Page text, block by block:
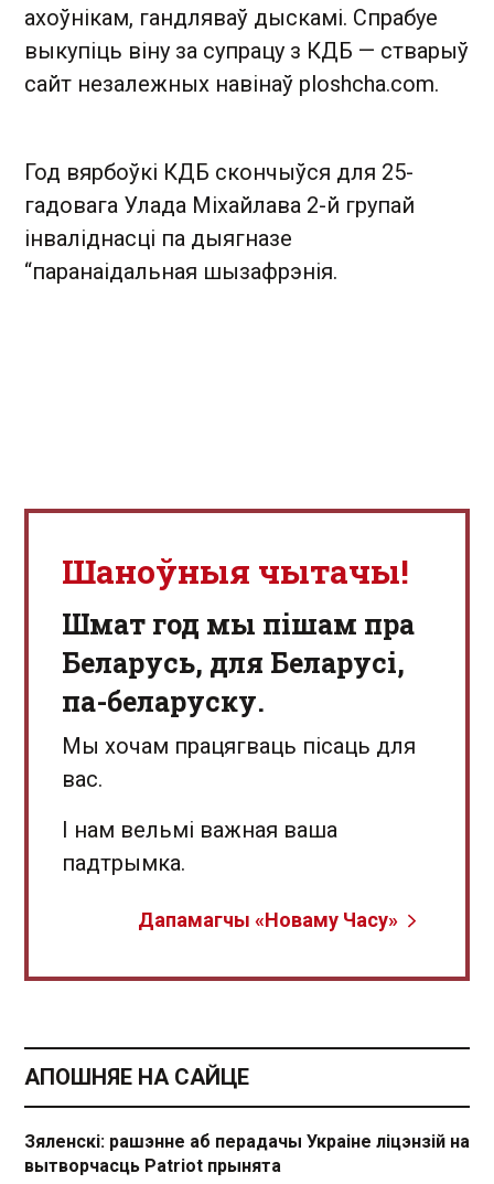
ахоўнікам, гандляваў дыскамі. Спрабуе
выкупіць віну за супрацу з КДБ — стварыў
сайт незалежных навінаў ploshсha.com.
Год вярбоўкі КДБ скончыўся для 25-
гадовага Улада Міхайлава 2-й групай
інваліднасці па дыягназе
“паранаідальная шызафрэнія.
Шаноўныя чытачы!
Шмат год мы пішам пра
Беларусь, для Беларусі,
па-беларуску.
Мы хочам працягваць пісаць для
вас.
І нам вельмі важная ваша
падтрымка.
Дапамагчы «Новаму Часу»
АПОШНЯЕ НА САЙЦЕ
Зяленскі: рашэнне аб перадачы Украіне ліцэнзій на
вытворчасць Patriot прынята